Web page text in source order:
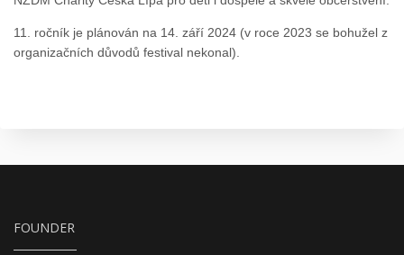
11. ročník je plánován na 14. září 2024 (v roce 2023 se bohužel z
organizačních důvodů festival nekonal).
FOUNDER